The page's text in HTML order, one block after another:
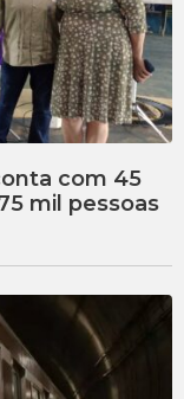
com 45
mil pessoas